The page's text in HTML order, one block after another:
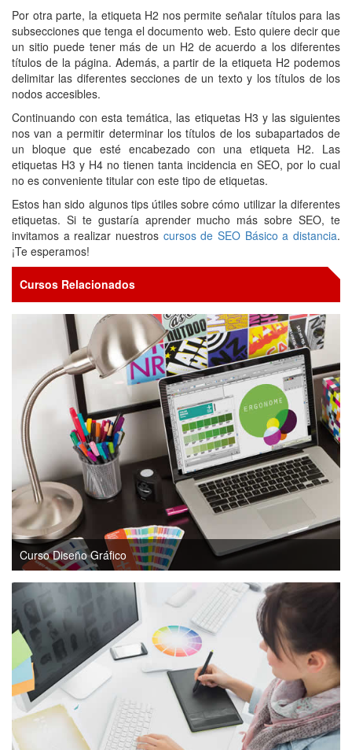
Por otra parte, la etiqueta H2 nos permite señalar títulos para las
subsecciones que tenga el documento web. Esto quiere decir que
un sitio puede tener más de un H2 de acuerdo a los diferentes
títulos de la página. Además, a partir de la etiqueta H2 podemos
delimitar las diferentes secciones de un texto y los títulos de los
nodos accesibles.
Continuando con esta temática, las etiquetas H3 y las siguientes
nos van a permitir determinar los títulos de los subapartados de
un bloque que esté encabezado con una etiqueta H2. Las
etiquetas H3 y H4 no tienen tanta incidencia en SEO, por lo cual
no es conveniente titular con este tipo de etiquetas.
Estos han sido algunos tips útiles sobre cómo utilizar la diferentes
etiquetas. Si te gustaría aprender mucho más sobre SEO, te
invitamos a realizar nuestros cursos de SEO Básico a distancia.
¡Te esperamos!
Cursos Relacionados
Curso Diseño Gráfico